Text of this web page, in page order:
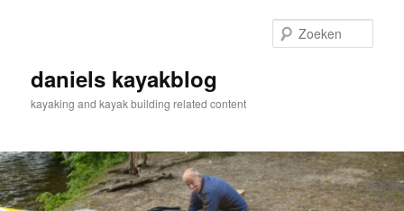
inhouddaniels kayakblog
kayaking and kayak building related content